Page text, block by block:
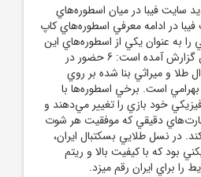
سايت فيبا در ميان اسطوره‌هاي
در ادامه معرفي اسطوره‌هاي کاپ
را به عنوان يکي از اسطوره‌هاي اين
رقابت‌ها معرفي کرد.در اين گزارش آمده است: 6 حضور در
کاپ آسيا، 3 مدال طلا و ميراثي بنا شده بر روي
است. برخي اسطوره‌ها با
خود بازي را تغيير مي‌دهند و
دقيقي که موفقيت هر شوت
در نسل طلايي بسکتبال ايران،
بود که با کيفيت بالا و ريتم
را براي ايران رقم ميزد.